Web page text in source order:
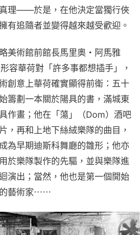
理——於是，在他決定當獨行俠
有追隨者並變得越來越受歡迎。
美術館前館長馬里奧・阿馬雅
容華荷對「許多事都想插手」，
創意上華荷確實顯得前衛：五十
籌劃一本關於陽具的書，滿城東
作畫；他在「蕩」（Dom）酒吧
，再和上地下絲絨樂隊的曲目，
為早期迪斯科舞廳的雛形；他亦
於樂隊製作的先驅，並與樂隊進
演出；當然，他也是第一個開始
的藝術家⋯⋯